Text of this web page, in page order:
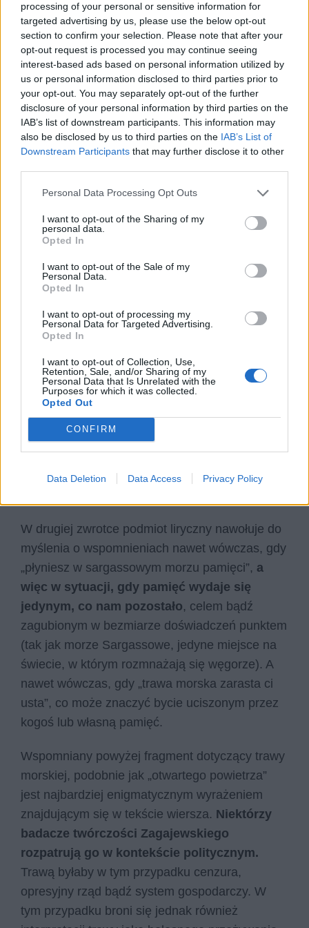
processing of your personal or sensitive information for
targeted advertising by us, please use the below opt-out
section to confirm your selection. Please note that after your
opt-out request is processed you may continue seeing
interest-based ads based on personal information utilized by
us or personal information disclosed to third parties prior to
your opt-out. You may separately opt-out of the further
disclosure of your personal information by third parties on the
IAB’s list of downstream participants. This information may
also be disclosed by us to third parties on the IAB’s List of
Downstream Participants that may further disclose it to other
Personal Data Processing Opt Outs
I want to opt-out of the Sharing of my
personal data.
Opted In
I want to opt-out of the Sale of my
Personal Data.
Opted In
I want to opt-out of processing my
Personal Data for Targeted Advertising.
Opted In
I want to opt-out of Collection, Use,
Retention, Sale, and/or Sharing of my
Personal Data that Is Unrelated with the
Purposes for which it was collected.
Opted Out
CONFIRM
Data Deletion Data Access Privacy Policy
daj im poznać po sobie”, co w większości
interpretacji jest dopowiadane jako „nie daj im
poznać po sobie, że chciał(a)byś o nich
zapomnieć”. Poeta uważa, że każde
doświadczenie nas wzbogaca, czyni nas tym,
kim się staliśmy i nie warto kreować własnej,
nieprawdziwej tożsamości na świadomym
zapominaniu własnych przeżyć.
W drugiej zwrotce podmiot liryczny nawołuje do
myślenia o wspomnieniach nawet wówczas, gdy
„płyniesz w sargassowym morzu pamięci”, a
więc w sytuacji, gdy pamięć wydaje się
jedynym, co nam pozostało, celem bądź
zagubionym w bezmiarze doświadczeń punktem
(tak jak morze Sargassowe, jedyne miejsce na
świecie, w którym rozmnażają się węgorze). A
nawet wówczas, gdy „trawa morska zarasta ci
usta”, co może znaczyć bycie uciszonym przez
kogoś lub własną pamięć.
Wspomniany powyżej fragment dotyczący trawy
morskiej, podobnie jak „otwartego powietrza”
jest najbardziej enigmatycznym wyrażeniem
znajdującym się w tekście wiersza. Niektórzy
badacze twórczości Zagajewskiego
rozpatrują go w kontekście politycznym.
Trawą byłaby w tym przypadku cenzura,
opresyjny rząd bądź system gospodarczy. W
tym przypadku broni się jednak również